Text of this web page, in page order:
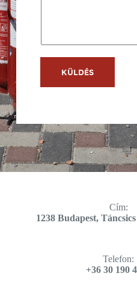
KÜLDÉS
Cím:
​1238 Budapest,
Telefon:
+36 30 190